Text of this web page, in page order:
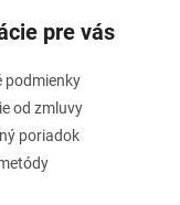
pre vás
podmienky
od zmluvy
poriadok